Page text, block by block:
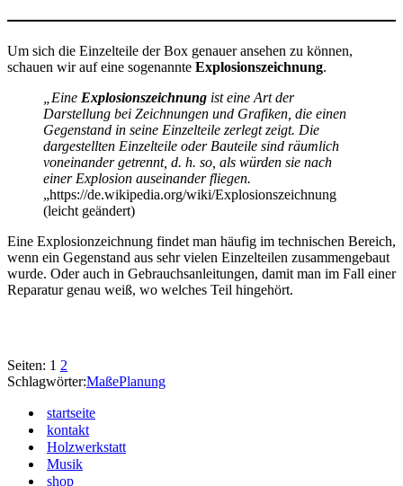
Um sich die Einzelteile der Box genauer ansehen zu können,
schauen wir auf eine sogenannte Explosionszeichnung.
„Eine Explosionszeichnung ist eine Art der
Darstellung bei Zeichnungen und Grafiken, die einen
Gegenstand in seine Einzelteile zerlegt zeigt. Die
dargestellten Einzelteile oder Bauteile sind räumlich
voneinander getrennt, d. h. so, als würden sie nach
einer Explosion auseinander fliegen.
„https://de.wikipedia.org/wiki/Explosionszeichnung
(leicht geändert)
Eine Explosionzeichnung findet man häufig im technischen Bereich,
wenn ein Gegenstand aus sehr vielen Einzelteilen zusammengebaut
wurde. Oder auch in Gebrauchsanleitungen, damit man im Fall einer
Reparatur genau weiß, wo welches Teil hingehört.
Seiten: 1 2
Schlagwörter:MaßePlanung
startseite
kontakt
Holzwerkstatt
Musik
shop